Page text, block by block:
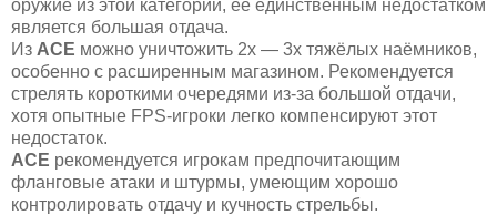
оружие из этой категории, её единственным недостатком
является большая отдача.
Из ACE можно уничтожить 2х — 3х тяжёлых наёмников,
особенно с расширенным магазином. Рекомендуется
стрелять короткими очередями из-за большой отдачи,
хотя опытные FPS-игроки легко компенсируют этот
недостаток.
ACE рекомендуется игрокам предпочитающим
фланговые атаки и штурмы, умеющим хорошо
контролировать отдачу и кучность стрельбы.